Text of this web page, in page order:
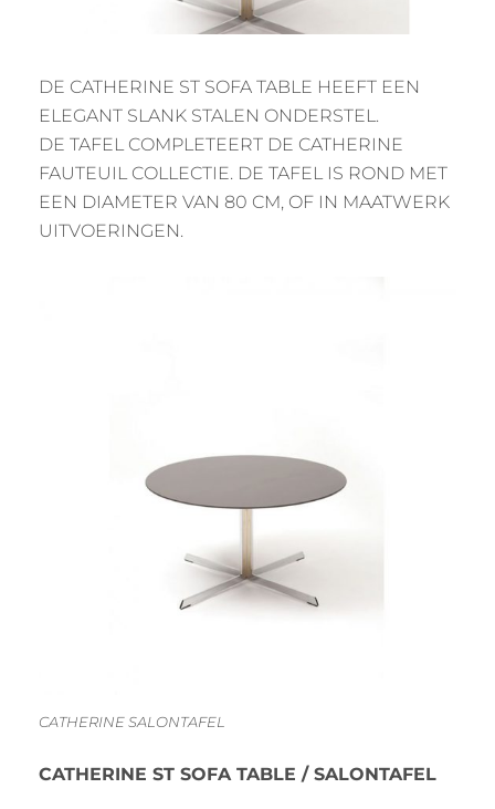
DE CATHERINE ST SOFA TABLE HEEFT EEN
ELEGANT SLANK STALEN ONDERSTEL.
DE TAFEL COMPLETEERT DE CATHERINE
FAUTEUIL COLLECTIE. DE TAFEL IS ROND MET
EEN DIAMETER VAN 80 CM, OF IN MAATWERK
UITVOERINGEN.
CATHERINE SALONTAFEL
CATHERINE ST SOFA TABLE / SALONTAFEL